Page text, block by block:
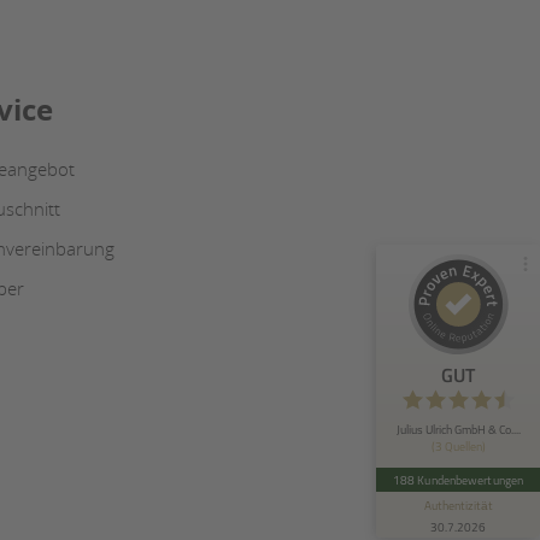
GUT
Julius Ulrich GmbH & Co....
(3 Quellen)
188 Kundenbewertungen
Authentizität
30.7.2026
Bewertungen auf
ProvenExpert.com
Blick aufs ProvenExpert-Profil werfen
Christian I.
5
Ein tolles Team in allen Bereichen. Beratung,
Verkauf und Lieferung. Weiter so...